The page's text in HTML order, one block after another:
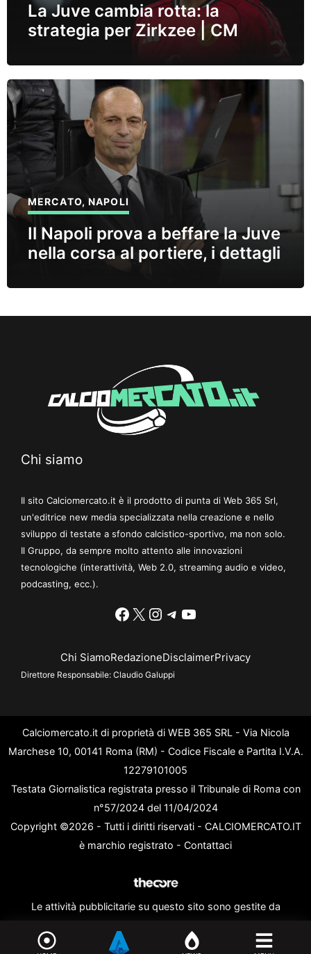
La Juve cambia rotta: la
strategia per Zirkzee | CM
MERCATO, NAPOLI
Il Napoli prova a beffare la Juve
nella corsa al portiere, i dettagli
Chi siamo
Il sito Calciomercato.it è il prodotto di punta di Web 365 Srl,
un'editrice new media specializzata nella creazione e nello
sviluppo di testate a sfondo calcistico-sportivo, ma non solo.
Il Gruppo, da sempre molto attento alle innovazioni
tecnologiche (interattività, Web 2.0, streaming audio e video,
podcasting, ecc.).
Facebook
X Instagram
Telegram
YouTube
Chi SiamoRedazioneDisclaimerPrivacy
Direttore Responsabile: Claudio Galuppi
Calciomercato.it di proprietà di WEB 365 SRL - Via Nicola
Marchese 10, 00141 Roma (RM) - Codice Fiscale e Partita I.V.A.
12279101005
Testata Giornalistica registrata presso il Tribunale di Roma con
n°57/2024 del 11/04/2024
Copyright ©2026 - Tutti i diritti riservati - CALCIOMERCATO.IT
è marchio registrato - Contattaci
Le attività pubblicitarie su questo sito sono gestite da